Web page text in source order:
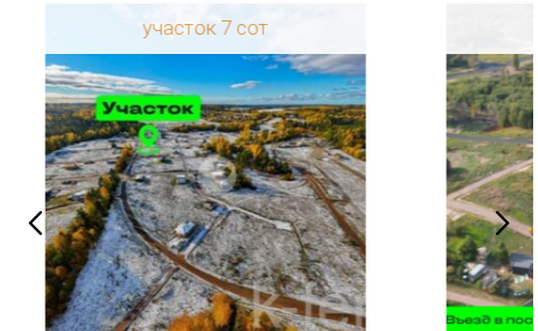
участок 7 сот
Регион: Ленинградская
область
Район: Приозерский
р-н
Сосново
Категория
земель: ИЖС